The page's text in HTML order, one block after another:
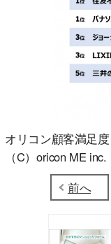
オリコン顧客満足
（C）oricon ME inc.
前へ